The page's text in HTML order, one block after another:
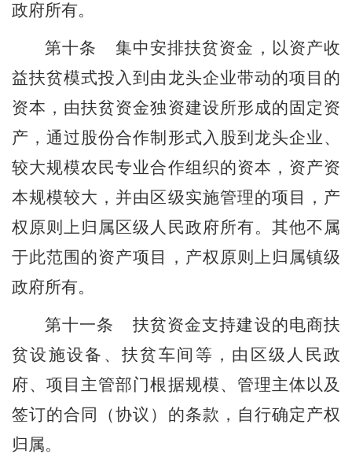
政府所有。
第十条
集中安排扶贫资金，以资产收
益扶贫模式投入到由龙头企业带动的项目 的
资本 ， 由扶贫资金独资建设所形成的固定资
产，通过股份合作制形式入股到龙头企业、
较大规模农民专业合作组织的资本，资产资
本规模较大，并由 区级实施管理的项目，产
权 原则上归 属区级 人民政府所有。 其他不属
于此范围的资产项目，产权原则上归属镇级
政府所有。
第十一条
扶贫资金支持建设的电商扶
贫设施设备、扶贫车间等，由 区级 人民政
府、项目主管部门根据规模、管理主体 以及
签订的合同（协议）的条款， 自行确定产权
归属。